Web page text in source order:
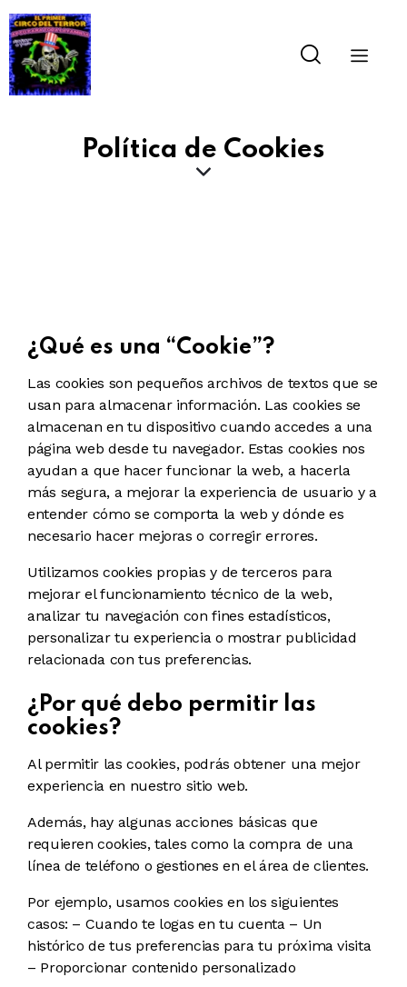
Política de Cookies
¿Qué es una “Cookie”?
Las cookies son pequeños archivos de textos que se
usan para almacenar información. Las cookies se
almacenan en tu dispositivo cuando accedes a una
página web desde tu navegador. Estas cookies nos
ayudan a que hacer funcionar la web, a hacerla
más segura, a mejorar la experiencia de usuario y a
entender cómo se comporta la web y dónde es
necesario hacer mejoras o corregir errores.
Utilizamos cookies propias y de terceros para
mejorar el funcionamiento técnico de la web,
analizar tu navegación con fines estadísticos,
personalizar tu experiencia o mostrar publicidad
relacionada con tus preferencias.
¿Por qué debo permitir las
cookies?
Al permitir las cookies, podrás obtener una mejor
experiencia en nuestro sitio web.
Además, hay algunas acciones básicas que
requieren cookies, tales como la compra de una
línea de teléfono o gestiones en el área de clientes.
Por ejemplo, usamos cookies en los siguientes
casos: – Cuando te logas en tu cuenta – Un
histórico de tus preferencias para tu próxima visita
– Proporcionar contenido personalizado